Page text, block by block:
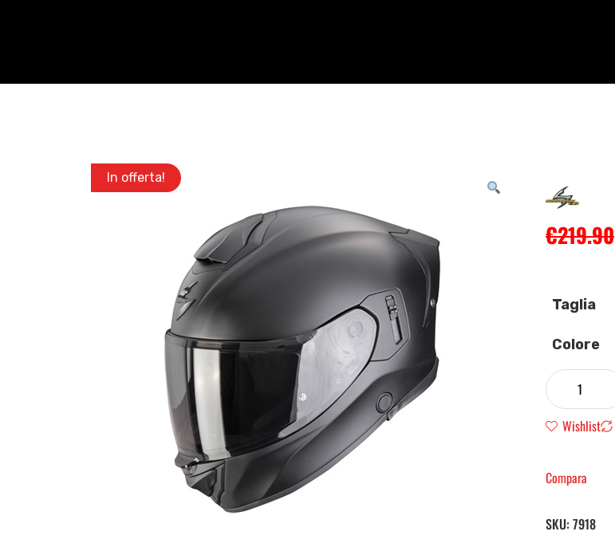
In offerta!
€219.90
Taglia
Colore
Wishlist
Compara
SKU: 7918